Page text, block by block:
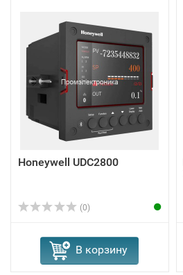
Honeywell UDC2800
(0)
В корзину